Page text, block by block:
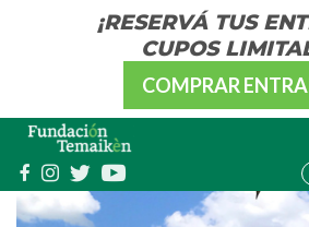
¡RESERVÁ TUS
CUPOS
COMPRAR